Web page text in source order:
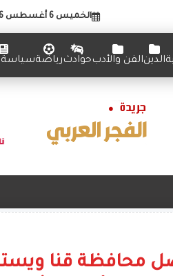
الخميس 6 أغسطس 2026
الدينالفن والأدبحوادثرياضةسياسة
يصل محافظة قنا